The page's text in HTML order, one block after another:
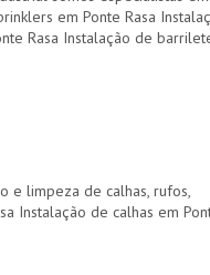
em Ponte Rasa
Rasa Instalação de
e limpeza de calhas, rufos,
Instalação de calhas em